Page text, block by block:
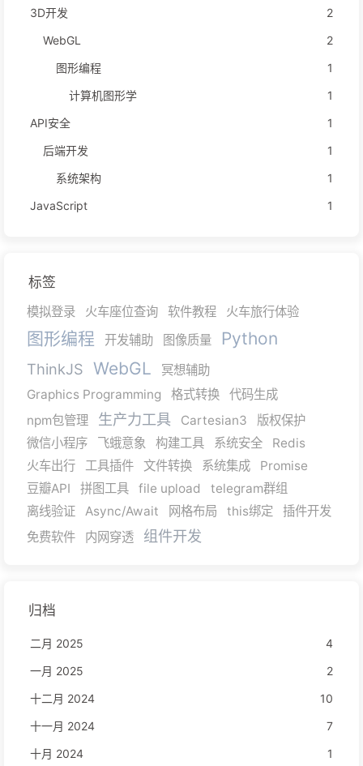
3D开发
2
WebGL
2
图形编程
1
计算机图形学
1
API安全
1
后端开发
1
系统架构
1
JavaScript
1
标签
模拟登录 火车座位查询 软件教程 火车旅行体验
图形编程 开发辅助 图像质量 Python
ThinkJS WebGL
冥想辅助
Graphics Programming
格式转换
代码生成
npm包管理
生产力工具 Cartesian3
版权保护
微信小程序
飞蛾意象 构建工具 系统安全
Redis
火车出行
工具插件 文件转换 系统集成
Promise
豆瓣API
拼图工具 file upload
telegram群组
离线验证
Async/Await 网格布局 this绑定
插件开发
免费软件
内网穿透 组件开发
归档
二月 2025
4
一月 2025
2
十二月 2024
10
十一月 2024
7
十月 2024
1